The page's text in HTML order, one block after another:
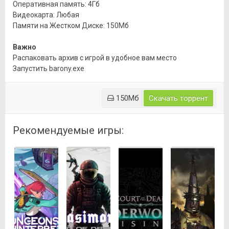
Оперативная память: 4Гб
Видеокарта: Любая
Памяти на Жестком Диске: 150Мб
Важно
Распаковать архив с игрой в удобное вам место
Запустить barony.exe
150Мб Скачать торрент
Рекомендуемые игры: